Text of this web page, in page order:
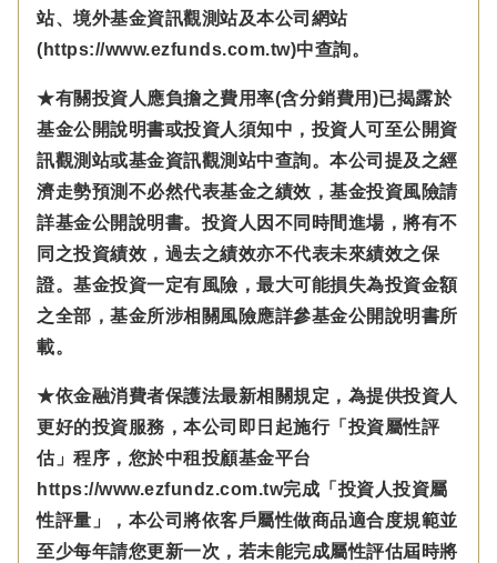
站、境外基金資訊觀測站及本公司網站
(https://www.ezfunds.com.tw)中查詢。
★有關投資人應負擔之費用率(含分銷費用)已揭露於
基金公開說明書或投資人須知中，投資人可至公開資
訊觀測站或基金資訊觀測站中查詢。本公司提及之經
濟走勢預測不必然代表基金之績效，基金投資風險請
詳基金公開說明書。投資人因不同時間進場，將有不
同之投資績效，過去之績效亦不代表未來績效之保
證。基金投資一定有風險，最大可能損失為投資金額
之全部，基金所涉相關風險應詳參基金公開說明書所
載。
★依金融消費者保護法最新相關規定，為提供投資人
更好的投資服務，本公司即日起施行「投資屬性評
估」程序，您於中租投顧基金平台
https://www.ezfundz.com.tw完成「投資人投資屬
性評量」，本公司將依客戶屬性做商品適合度規範並
至少每年請您更新一次，若未能完成屬性評估屆時將